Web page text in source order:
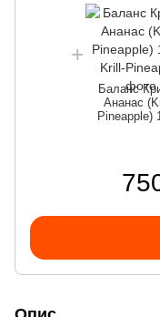
Баланс
Ананас
Pineapple)